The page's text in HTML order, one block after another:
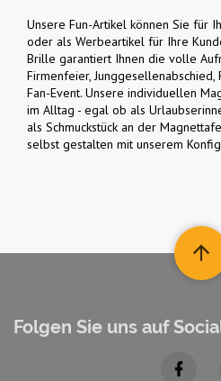
Unsere Fun-Artikel können Sie für
oder als Werbeartikel für Ihre
Brille garantiert Ihnen die volle
Firmenfeier,
Fan-Event. Unsere individuellen
im Alltag - egal ob als
als Schmuckstück an der
selbst gestalten mit unserem
Folgen Sie uns auf